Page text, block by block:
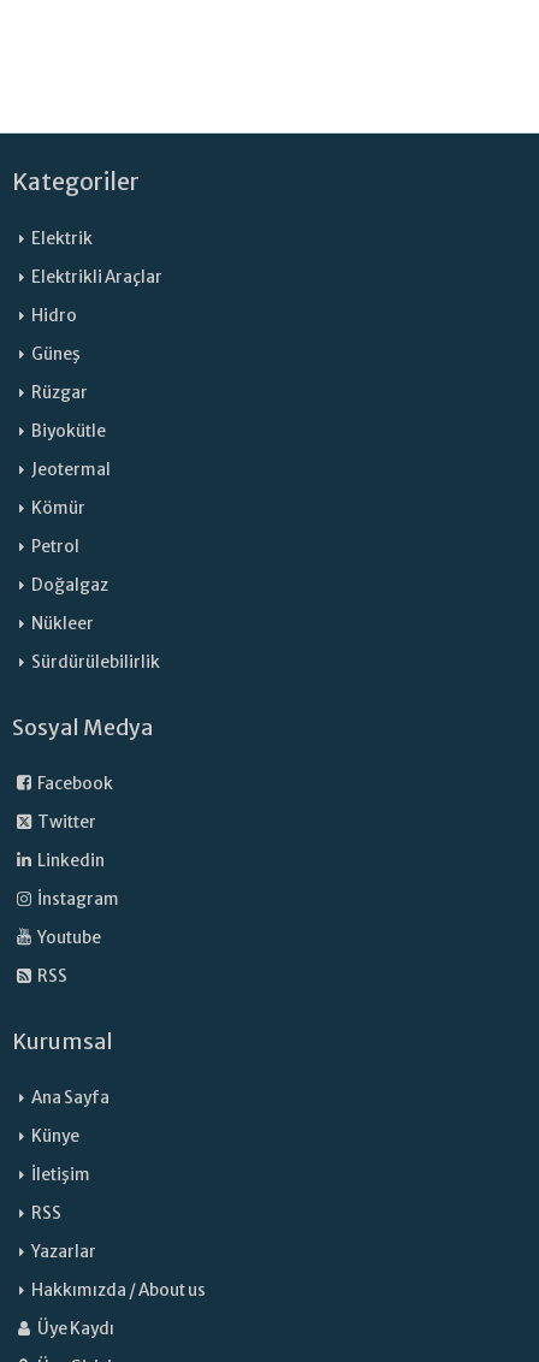
Kategoriler
Elektrik
Elektrikli Araçlar
Hidro
Güneş
Rüzgar
Biyokütle
Jeotermal
Kömür
Petrol
Doğalgaz
Nükleer
Sürdürülebilirlik
Sosyal Medya
Facebook
Twitter
Linkedin
İnstagram
Youtube
RSS
Kurumsal
Ana Sayfa
Künye
İletişim
RSS
Yazarlar
Hakkımızda / About us
Üye Kaydı